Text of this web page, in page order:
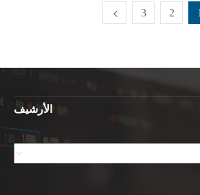
1
2
3
الأرشيف